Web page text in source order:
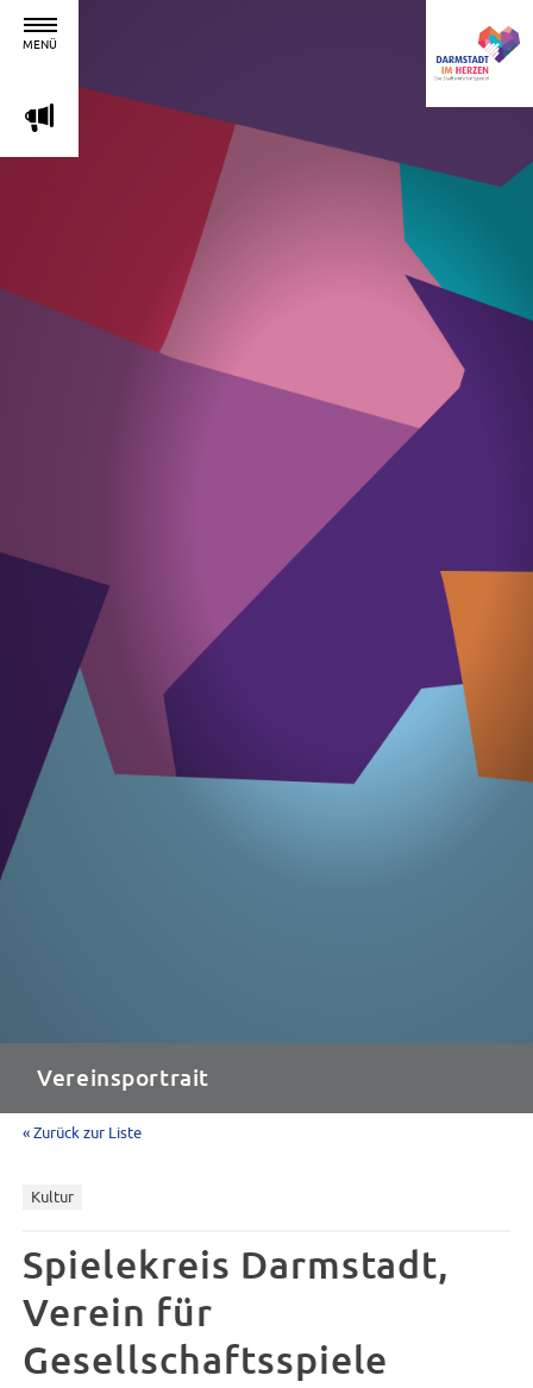
MENÜ
m
Vereinsportrait
« Zurück zur Liste
Kultur
Spielekreis Darmstadt,
Verein für
Gesellschaftsspiele